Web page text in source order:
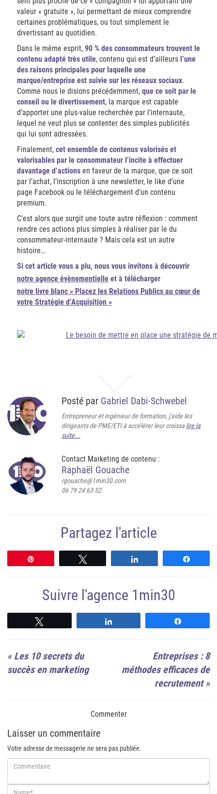
valeur « gratuite », lui permettant de mieux comprendre
certaines problématiques, ou tout simplement le
divertissant au quotidien.
Dans le même esprit, 90 % des consommateurs trouvent le
contenu adapté très utile, contenu qui est d’ailleurs l’une
des raisons principales pour laquelle une
marque/entreprise est suivie sur les réseaux sociaux.
Comme nous le disions précédemment, que ce soit par le
conseil ou le divertissement, la marque est capable
d’apporter une plus-value recherchée par l’internaute,
lequel ne veut plus se contenter des simples publicités
qui lui sont adressées.
Finalement, cet ensemble de contenus valorisés et
valorisables par le consommateur l’incite à effectuer
davantage d’actions en faveur de la marque, que ce soit
par l’achat, l’inscription à une newsletter, le like d’une
page Facebook ou le téléchargement d’un contenu
premium.
C’est alors que surgit une toute autre réflexion : comment
rendre ces actions plus simples à réaliser par le du
consommateur-internaute ? Mais cela est un autre
histoire…
Si cet article vous a plu, nous vous invitons à découvrir
notre agence évènementielle et à télécharger
notre livre blanc « Placez les Relations Publics au cœur de
votre Stratégie d’Acquisition »
Posté par Gabriel Dabi-Schwebel
Entrepreneur et ingénieur de formation, j'aide les
dirigeants de PME/ETI à accélérer leur croissa lire la
suite...
Contact Marketing de contenu :
Raphaël Gouache
rgouache@1min30.com
06 79 24 63 52
Partagez l'article
Suivre l'agence 1min30
« Les 10 secrets du
succès en marketing
Entreprises : 8
méthodes efficaces de
recrutement»
Commenter
Laisser un commentaire
Votre adresse de messagerie ne sera pas publiée.